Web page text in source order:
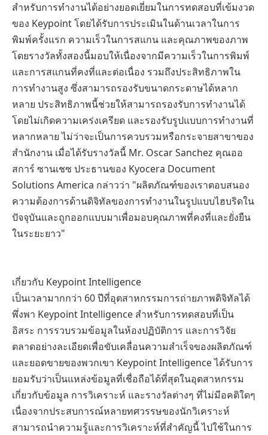
สำหรับการทำงานได้อย่างยอดเยี่ยมในการทดสอบที่เข้มงวด
ของ Keypoint โดยได้รับการประเมินในด้านเวลาในการ
พิมพ์ครั้งแรก ความเร็วในการสแกน และคุณภาพของภาพ
โดยรางวัลทั้งสองนี้มอบให้เนื่องจากมีความเร็วในการพิมพ์
และการสแกนที่คงที่และต่อเนื่อง รวมถึงประสิทธิภาพใน
การทำงานสูง ซึ่งสามารถรองรับขนาดกระดาษได้หลาก
หลาย ประสิทธิภาพนี้ช่วยให้สามารถรองรับการทำงานได้
โดยไม่เกิดความเคร่งเครียด และรองรับรูปแบบการทำงานที่
หลากหลาย ไม่ว่าจะเป็นการควบรวมหรือกระจายสาขาของ
สำนักงาน เมื่อได้รับรางวัลนี้ Mr. Oscar Sanchez คุณออ
สการ์ ซานเชซ ประธานของ Kyocera Document
Solutions America กล่าวว่า "ผลิตภัณฑ์ของเราตอบสนอง
ความต้องการด้านดิจิทัลของการทำงานในรูปแบบไฮบริดใน
ปัจจุบันและถูกออกแบบมาเพื่อมอบคุณภาพที่คงที่และยั่งยืน
ในระยะยาว"
เกี่ยวกับ Keypoint Intelligence
เป็นเวลามากกว่า 60 ปีที่อุตสาหกรรมการถ่ายภาพดิจิทัลได้
พึ่งพา Keypoint Intelligence สำหรับการทดสอบที่เป็น
อิสระ การรวบรวมข้อมูลในห้องปฏิบัติการ และการวิจัย
ตลาดอย่างละเอียดเพื่อขับเคลื่อนความสำเร็จของผลิตภัณฑ์
และยอดขายของพวกเขา Keypoint Intelligence ได้รับการ
ยอมรับว่าเป็นแหล่งข้อมูลที่เชื่อถือได้ที่สุดในอุตสาหกรรม
เกี่ยวกับข้อมูล การวิเคราะห์ และรางวัลต่างๆ ที่ไม่มีอคติใดๆ
เนื่องจากประสบการณ์หลายทศวรรษของนักวิเคราะห์
สามารถนำความรู้และการวิเคราะห์ที่สำคัญนี้ ไปใช้ในการ